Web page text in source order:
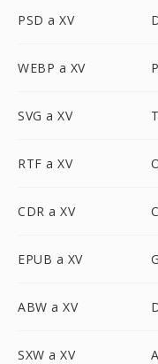
PSD a XV
WEBP a XV
SVG a XV
RTF a XV
CDR a XV
EPUB a XV
ABW a XV
SXW a XV